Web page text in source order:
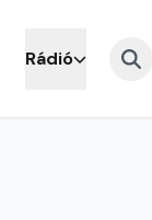
Rádió